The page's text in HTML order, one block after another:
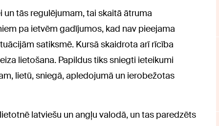
tās regulējumam, tai skaitā ātruma
pa ietvēm gadījumos, kad nav pieejama
satiksmē. Kursā skaidrota arī rīcība
lietošana. Papildus tiks sniegti ieteikumi
lietū, sniegā, apledojumā un ierobežotas
latviešu un angļu valodā, un tas paredzēts